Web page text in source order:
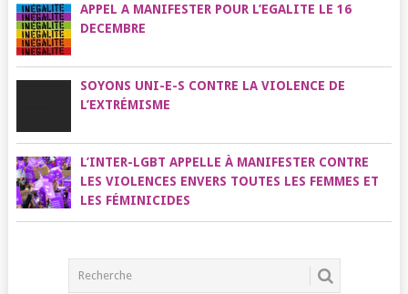
APPEL A MANIFESTER POUR L’EGALITE LE 16
DECEMBRE
SOYONS UNI-E-S CONTRE LA VIOLENCE DE
L’EXTRÉMISME
L’INTER-LGBT APPELLE À MANIFESTER CONTRE
LES VIOLENCES ENVERS TOUTES LES FEMMES ET
LES FÉMINICIDES